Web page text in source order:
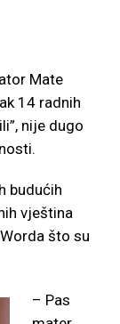
Mate
14 radnih
nije dugo
budućih
vještina
što su
– Pas